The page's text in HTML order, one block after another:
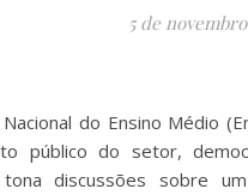
5 de
do Ensino Médio
público do setor,
discussões sobre